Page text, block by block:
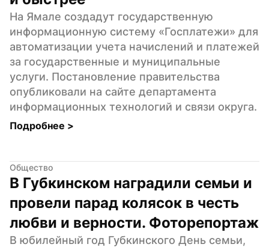
На Ямале создадут государственную
информационную систему «Госплатежи» для
автоматизации учета начислений и платежей
за государственные и муниципальные
услуги. Постановление правительства
опубликовали на сайте департамента
информационных технологий и связи округа.
Подробнее >
Общество
В Губкинском наградили семьи и
провели парад колясок в честь
любви и верности. Фоторепортаж
В юбилейный год Губкинского День семьи,